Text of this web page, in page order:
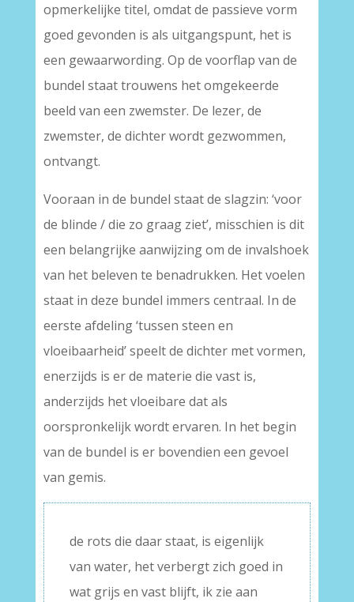
opmerkelijke titel, omdat de passieve vorm
goed gevonden is als uitgangspunt, het is
een gewaarwording. Op de voorflap van de
bundel staat trouwens het omgekeerde
beeld van een zwemster. De lezer, de
zwemster, de dichter wordt gezwommen,
ontvangt.
Vooraan in de bundel staat de slagzin: ‘voor
de blinde / die zo graag ziet’, misschien is dit
een belangrijke aanwijzing om de invalshoek
van het beleven te benadrukken. Het voelen
staat in deze bundel immers centraal. In de
eerste afdeling ‘tussen steen en
vloeibaarheid’ speelt de dichter met vormen,
enerzijds is er de materie die vast is,
anderzijds het vloeibare dat als
oorspronkelijk wordt ervaren. In het begin
van de bundel is er bovendien een gevoel
van gemis.
de rots die daar staat, is eigenlijk
van water, het verbergt zich goed in
wat grijs en vast blijft, ik zie aan